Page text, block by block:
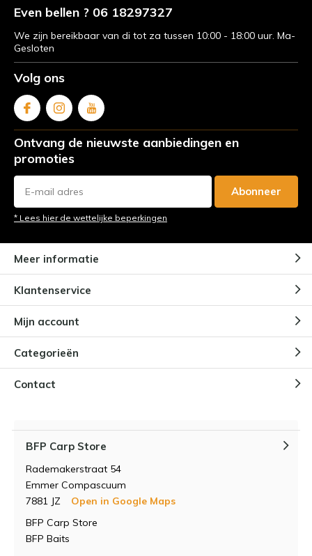
Even bellen ? 06 18297327
We zijn bereikbaar van di tot za tussen 10:00 - 18:00 uur. Ma-
Gesloten
Volg ons
Ontvang de nieuwste aanbiedingen en
promoties
Abonneer
* Lees hier de wettelijke beperkingen
Meer informatie
Klantenservice
Mijn account
Categorieën
Contact
BFP Carp Store
Rademakerstraat 54
Emmer Compascuum
7881 JZ
Open in Google Maps
BFP Carp Store
BFP Baits